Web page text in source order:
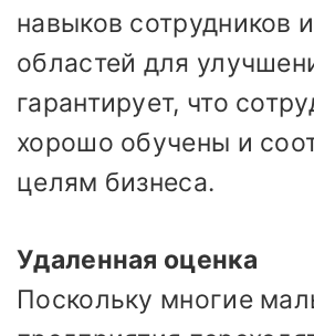
навыков сотрудников
областей для
гарантирует, что
хорошо обучены и
целям бизнеса.
Удаленная оценка
Поскольку многие